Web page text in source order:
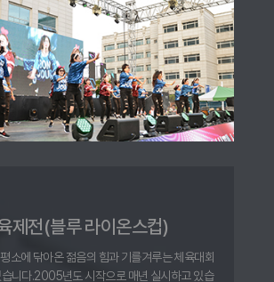
제전(블루 라이온스컵)
소에 닦아온 젊음의 힘과 기를겨루는 체육대회
니다.2005년도 시작으로 매년 실시하고 있습